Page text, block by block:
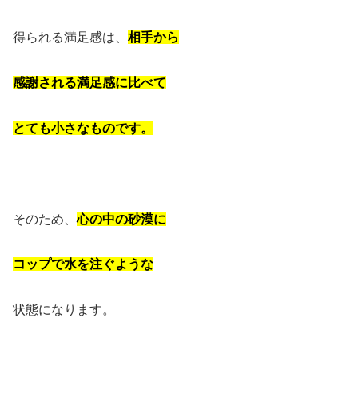
得られる満足感は、 相手から
感謝される満足感に比べて
とても小さなものです。
そのため、心の中の砂漠に
コップで水を注ぐような
状態になります。